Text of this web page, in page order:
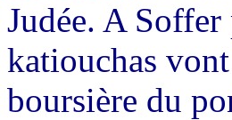
Judée. A
katiouchas
boursière du